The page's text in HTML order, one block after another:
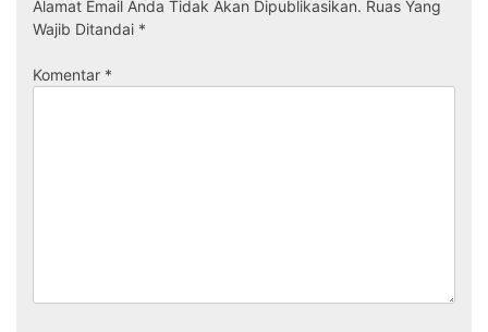
Alamat Email Anda Tidak Akan Dipublikasikan. Ruas Yang
Wajib Ditandai *
Komentar *